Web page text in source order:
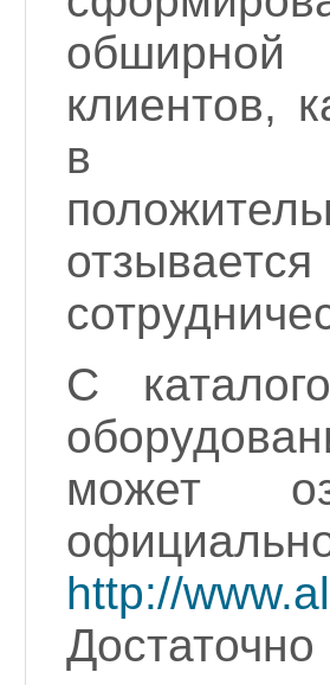
обширной
клиентов,
в
С
может
http://